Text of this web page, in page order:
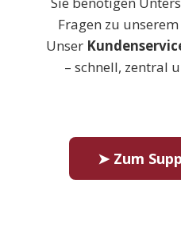
Fragen zu
Unser
– schnell, zentral
➤ Zum